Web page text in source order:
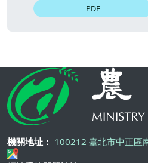
PDF
機關地址： 100212 臺北市中正區